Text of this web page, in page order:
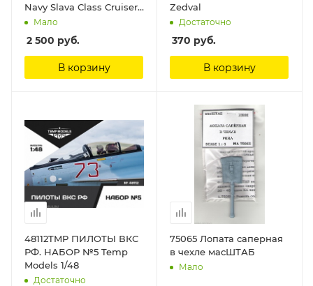
Navy Slava Class Cruiser
(For Trumpeter) FlyHawk
Мало
2 500 руб.
В корзину
Zedval
Достаточно
370 руб.
В корзину
48112TMP ПИЛОТЫ ВКС
РФ. НАБОР №5 Temp
Models 1/48
Достаточно
75065 Лопата саперная
в чехле масШТАБ
Мало